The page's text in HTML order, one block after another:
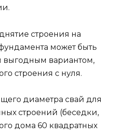
строения на
может быть
выгодным вариантом,
строения с нуля.
диаметра свай для
строений (беседки,
дома 60 квадратных